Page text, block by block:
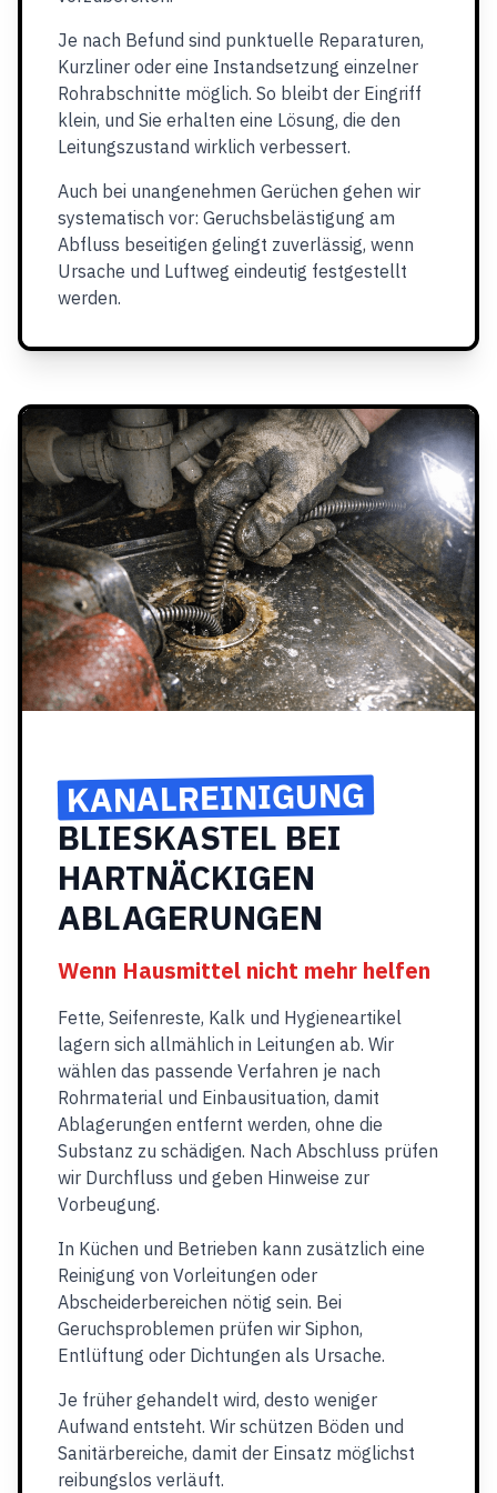
Je nach Befund sind punktuelle Reparaturen,
Kurzliner oder eine Instandsetzung einzelner
Rohrabschnitte möglich. So bleibt der Eingriff
klein, und Sie erhalten eine Lösung, die den
Leitungszustand wirklich verbessert.
Auch bei unangenehmen Gerüchen gehen wir
systematisch vor: Geruchsbelästigung am
Abfluss beseitigen gelingt zuverlässig, wenn
Ursache und Luftweg eindeutig festgestellt
werden.
KANALREINIGUNG
BLIESKASTEL BEI
HARTNÄCKIGEN
ABLAGERUNGEN
Wenn Hausmittel nicht mehr helfen
Fette, Seifenreste, Kalk und Hygieneartikel
lagern sich allmählich in Leitungen ab. Wir
wählen das passende Verfahren je nach
Rohrmaterial und Einbausituation, damit
Ablagerungen entfernt werden, ohne die
Substanz zu schädigen. Nach Abschluss prüfen
wir Durchfluss und geben Hinweise zur
Vorbeugung.
In Küchen und Betrieben kann zusätzlich eine
Reinigung von Vorleitungen oder
Abscheiderbereichen nötig sein. Bei
Geruchsproblemen prüfen wir Siphon,
Entlüftung oder Dichtungen als Ursache.
Je früher gehandelt wird, desto weniger
Aufwand entsteht. Wir schützen Böden und
Sanitärbereiche, damit der Einsatz möglichst
reibungslos verläuft.